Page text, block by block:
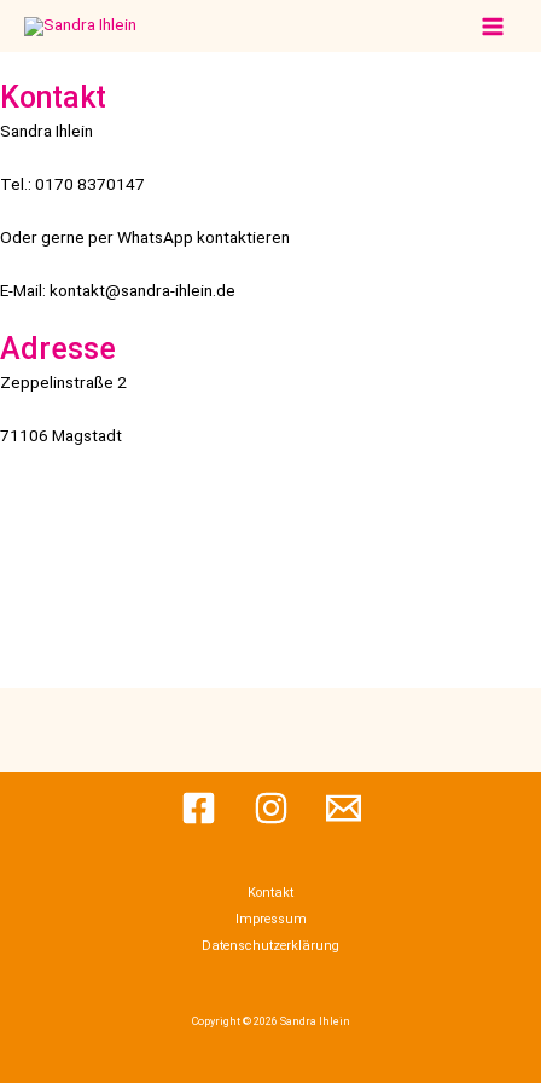
Inhalt
Main
Kontakt
Sandra Ihlein
Tel.: 0170 8370147
Oder gerne per WhatsApp kontaktieren
E-Mail: kontakt@sandra-ihlein.de
Adresse
Zeppelinstraße 2
71106 Magstadt
Kontakt
Impressum
Datenschutzerklärung
Copyright © 2026 Sandra Ihlein